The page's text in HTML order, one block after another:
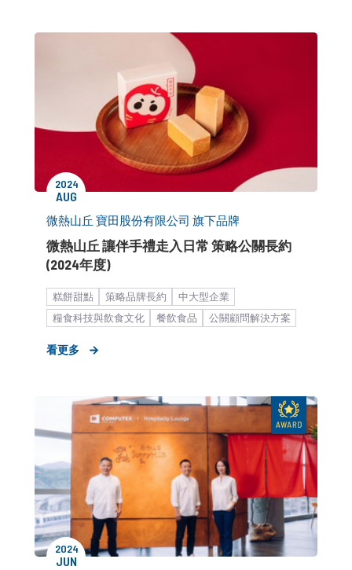
消費者活動
2024
AUG
微熱山丘 寶田股份有限公司 旗下品牌
微熱山丘 讓伴手禮走入日常 策略公關長約
(2024年度)
糕餅甜點 策略品牌長約
中大型企業
糧食科技與飲食文化
餐飲食品
公關顧問解決方案
看更多
2024
JUN